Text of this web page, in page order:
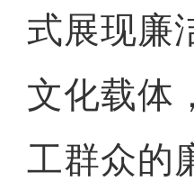
式展现廉
文化载体
工群众的